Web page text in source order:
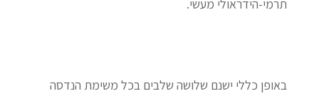
תרמי-הידראולי מעשי.
באופן כללי ישנם שלושה שלבים בכל משימת הנדסה